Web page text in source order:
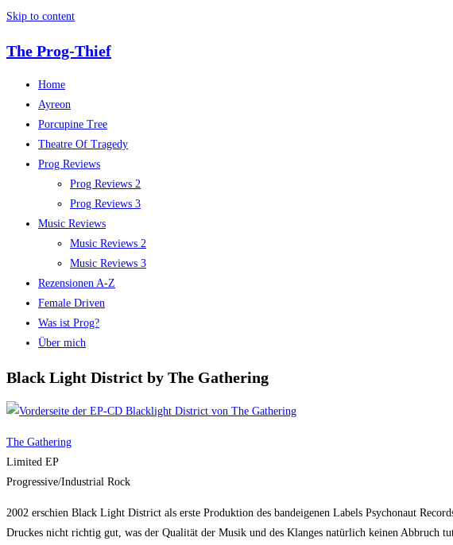
Skip to content
The Prog-Thief
Home
Ayreon
Porcupine Tree
Theatre Of Tragedy
Prog Reviews
Prog Reviews 2
Prog Reviews 3
Music Reviews
Music Reviews 2
Music Reviews 3
Rezensionen A-Z
Female Driven
Was ist Prog?
Über mich
Black Light District by The Gathering
The Gathering
Limited EP
Progressive/Industrial Rock
2002 erschien Black Light District als erste Produktion des bandeigenen Labels Psychonaut
Druckes nicht richtig gut, was der Qualität der Musik und des Klanges natürlich keinen Abbruch